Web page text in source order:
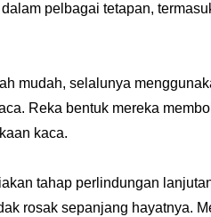
pelbagai tetapan,
mudah, selalunya
Reka bentuk mereka
kaca.
tahap perlindungan
rosak sepanjang hayatnya.